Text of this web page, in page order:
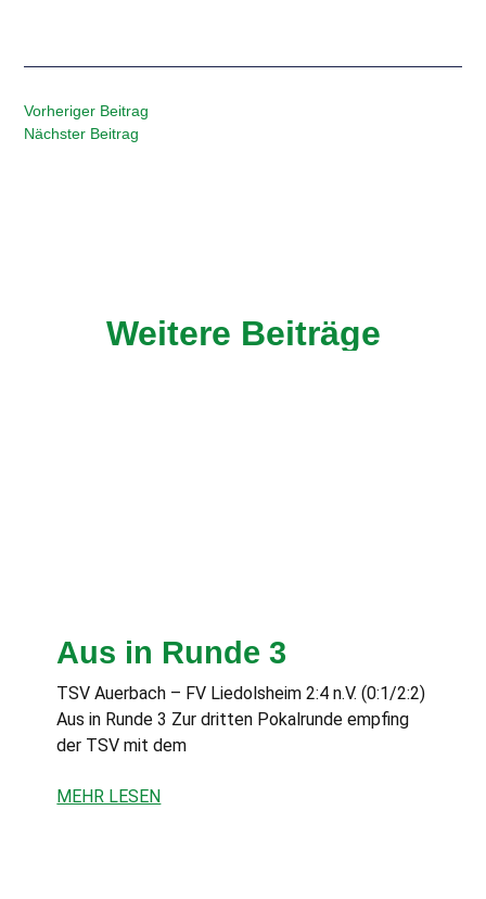
Vorheriger Beitrag
Nächster Beitrag
Weitere Beiträge
Aus in Runde 3
TSV Auerbach – FV Liedolsheim 2:4 n.V. (0:1/2:2)
Aus in Runde 3 Zur dritten Pokalrunde empfing
der TSV mit dem
MEHR LESEN